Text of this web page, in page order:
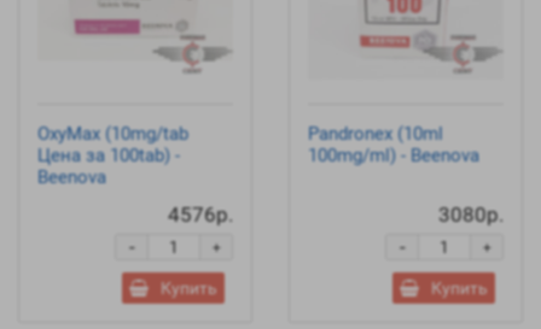
OxyMax (10mg/tab
Цена за 100tab) -
Beenova
4576р.
+
-
Купить
Pandronex (10ml
100mg/ml) - Beenova
3080р.
+
-
Купить